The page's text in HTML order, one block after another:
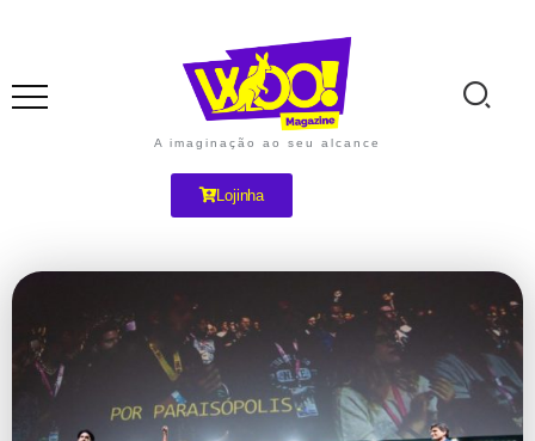
A imaginação ao seu alcance
Lojinha